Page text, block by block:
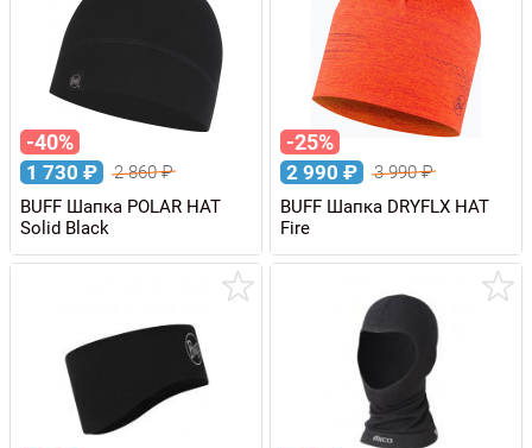
-40%
1 730 ₽ 2 860₽
BUFF Шапка POLAR HAT
Solid Black
-25%
2 990 ₽ 3 990₽
BUFF Шапка DRYFLX HAT
Fire